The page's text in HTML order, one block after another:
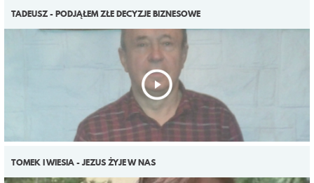
TADEUSZ - PODJĄŁEM ZŁE DECYZJE BIZNESOWE
TOMEK I WIESIA - JEZUS ŻYJE W NAS